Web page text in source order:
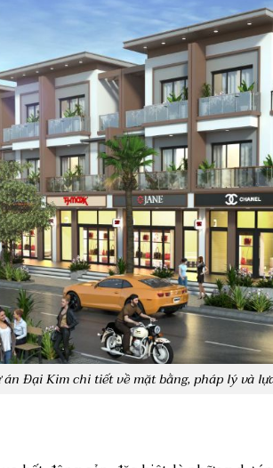
án Đại Kim chi tiết về mặt bằng, pháp lý và